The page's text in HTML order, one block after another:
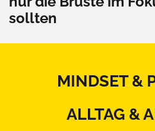
sollten
MINDSET &
ALLTAG &